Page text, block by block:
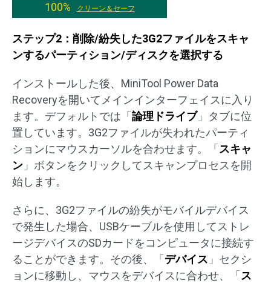
100%
クリーン＆セーフ
ステップ2：削除/紛失した3G2ファイルをスキャ
ンするパーティション/ディスクを選択する
インストールした後、MiniTool Power Data
Recoveryを開いてメインインターフェイスに入り
ます。デフォルトでは「 論理ドライブ」タブに位
置しています。3G2ファイルが失われたパーティ
ションにマウスカーソルを合わせます。「 スキャ
ン 」ボタンをクリックしてスキャンプロセスを開
始します。
さらに、3G2ファイルの紛失がモバイルデバイス
で発生した場合、USBケーブルを使用してストレ
ージデバイスのSDカードをコンピュータに接続す
ることができます。その後、「 デバイス 」セクシ
ョンに移動し、マウスをデバイスに合わせ、「 ス